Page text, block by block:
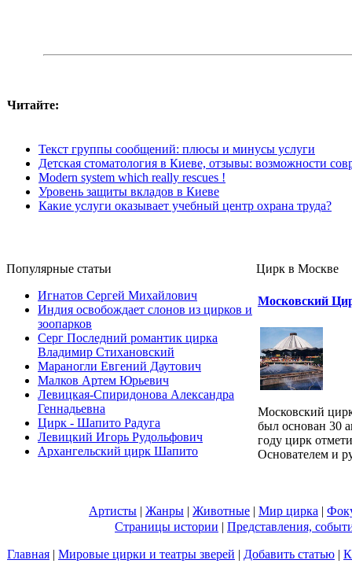
Читайте:
Текст группы сообщений: плюсы и минусы услуги
Детская стоматология в Киеве, отзывы: возможности
Modern system which really rescues !
Уровень защиты вкладов в Киеве
Какие услуги оказывает учебный центр охрана труда?
Популярные cтатьи
Игнатов Сергей Михайлович
Индия освобождает слонов из цирков и
зоопарков
Серг Последний романтик цирка
Владимир Стихановский
Мараногли Евгений Даутович
Малков Артем Юрьевич
Левицкая-Спиридонова Александра
Геннадьевна
Цирк - Шапито Радуга
Левицкий Игорь Рудольфович
Архангельский цирк Шапито
Цирк в Москве
Московский
Московский
был основан 30
году цирк
Основателем и
Артисты | Жанры | Животные | Мир цирка |
Страницы истории | Представления,
Главная | Мировые цирки и театры зверей | Добавить статью |